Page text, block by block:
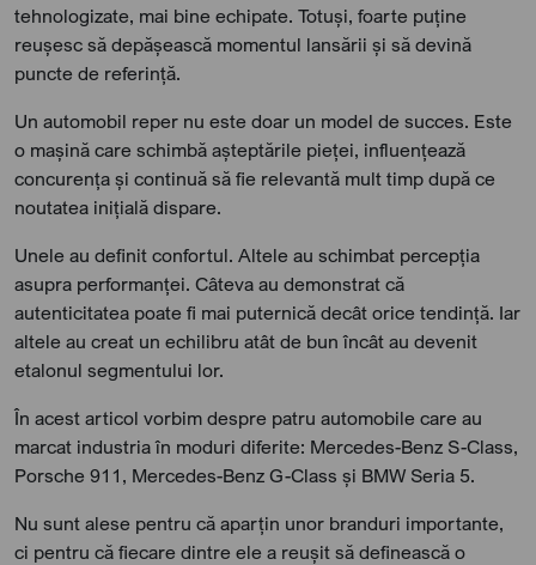
tehnologizate, mai bine echipate. Totuși, foarte puține
reușesc să depășească momentul lansării și să devină
puncte de referință.
Un automobil reper nu este doar un model de succes. Este
o mașină care schimbă așteptările pieței, influențează
concurența și continuă să fie relevantă mult timp după ce
noutatea inițială dispare.
Unele au definit confortul. Altele au schimbat percepția
asupra performanței. Câteva au demonstrat că
autenticitatea poate fi mai puternică decât orice tendință. Iar
altele au creat un echilibru atât de bun încât au devenit
etalonul segmentului lor.
În acest articol vorbim despre patru automobile care au
marcat industria în moduri diferite: Mercedes-Benz S-Class,
Porsche 911, Mercedes-Benz G-Class și BMW Seria 5.
Nu sunt alese pentru că aparțin unor branduri importante,
ci pentru că fiecare dintre ele a reușit să definească o